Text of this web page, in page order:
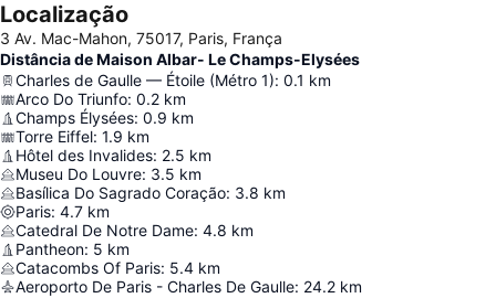
Localização
3 Av. Mac-Mahon, 75017, Paris, França
Distância de Maison Albar- Le Champs-Elysées
Charles de Gaulle — Étoile (Métro 1): 0.1 km
Arco Do Triunfo: 0.2 km
Champs Élysées: 0.9 km
Torre Eiffel: 1.9 km
Hôtel des Invalides: 2.5 km
Museu Do Louvre: 3.5 km
Basílica Do Sagrado Coração: 3.8 km
Paris: 4.7 km
Catedral De Notre Dame: 4.8 km
Pantheon: 5 km
Catacombs Of Paris: 5.4 km
Aeroporto De Paris - Charles De Gaulle: 24.2 km